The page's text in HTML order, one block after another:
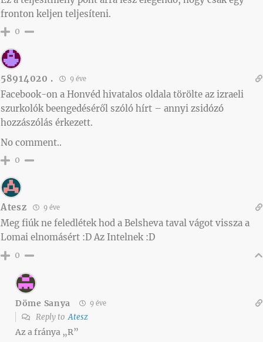
fronton keljen teljesíteni.
0
58914020 . 9 éve
Facebook-on a Honvéd hivatalos oldala törölte az izraeli
szurkolók beengedéséről szóló hírt – annyi zsidózó
hozzászólás érkezett.
No comment..
0
Atesz 9 éve
Meg fiúk ne feledlétek hod a Belsheva taval vágot vissza a
Lomai elnomásért :D Az Intelnek :D
0
Döme Sanya 9 éve
Reply toAtesz
Az a fránya „R”